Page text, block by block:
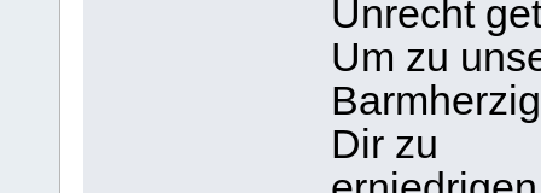
Unrecht
Um zu
Dir zu